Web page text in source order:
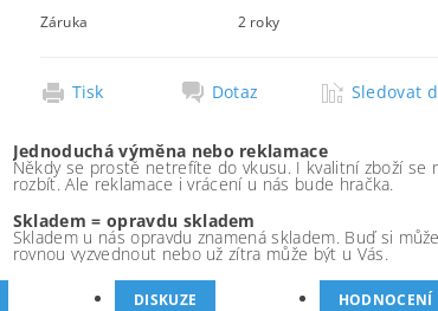
Záruka
2 roky
Tisk Dotaz Sledovat
Jednoduchá výměna nebo reklamace
Někdy se prostě netrefíte do vkusu. I kvalitní zboží se
rozbít. Ale reklamace i vrácení u nás bude hračka.
Skladem = opravdu skladem
Skladem u nás opravdu znamená skladem. Buď si
rovnou vyzvednout nebo už zítra může být u Vás.
DISKUZE HODNOCENÍ